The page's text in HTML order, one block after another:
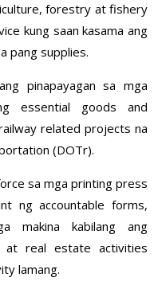
forestry at fishery
kung saan kasama ang
pang supplies.
pinapayagan sa mga
essential goods and
related projects na
(DOTr).
sa mga printing press
ng accountable forms,
makina kabilang ang
at real estate activities
lamang.